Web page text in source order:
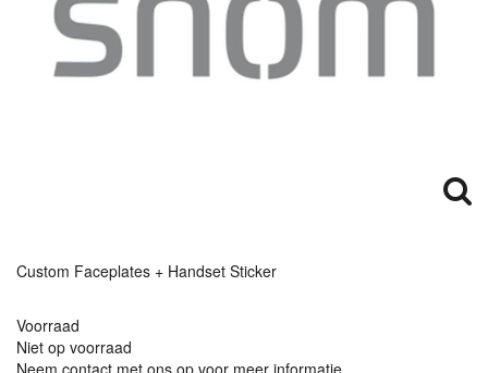
Custom Faceplates + Handset Sticker
Voorraad
Niet op voorraad
Neem contact met ons op voor meer informatie.